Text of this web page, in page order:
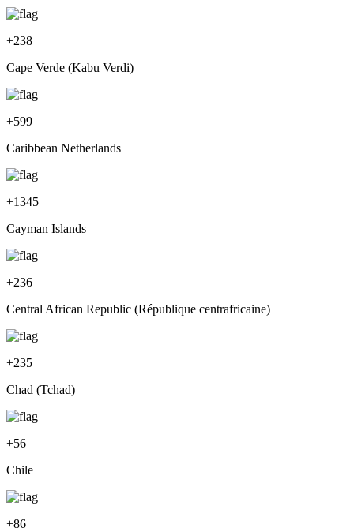
+238
Cape Verde (Kabu Verdi)
+599
Caribbean Netherlands
+1345
Cayman Islands
+236
Central African Republic (République centrafricaine)
+235
Chad (Tchad)
+56
Chile
+86